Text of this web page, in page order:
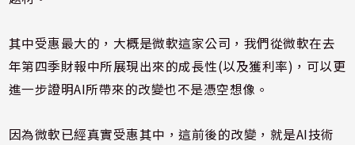
其中受惠最大的，大概是微軟這家公司，我們從微軟在去
年第四季財報中所展現出來的成長性(以及獲利率)，可以更
進一步證明AI所帶來的改變也不是憑空想像。
因為微軟已經真實受惠其中，這前後的改變，就是AI技術